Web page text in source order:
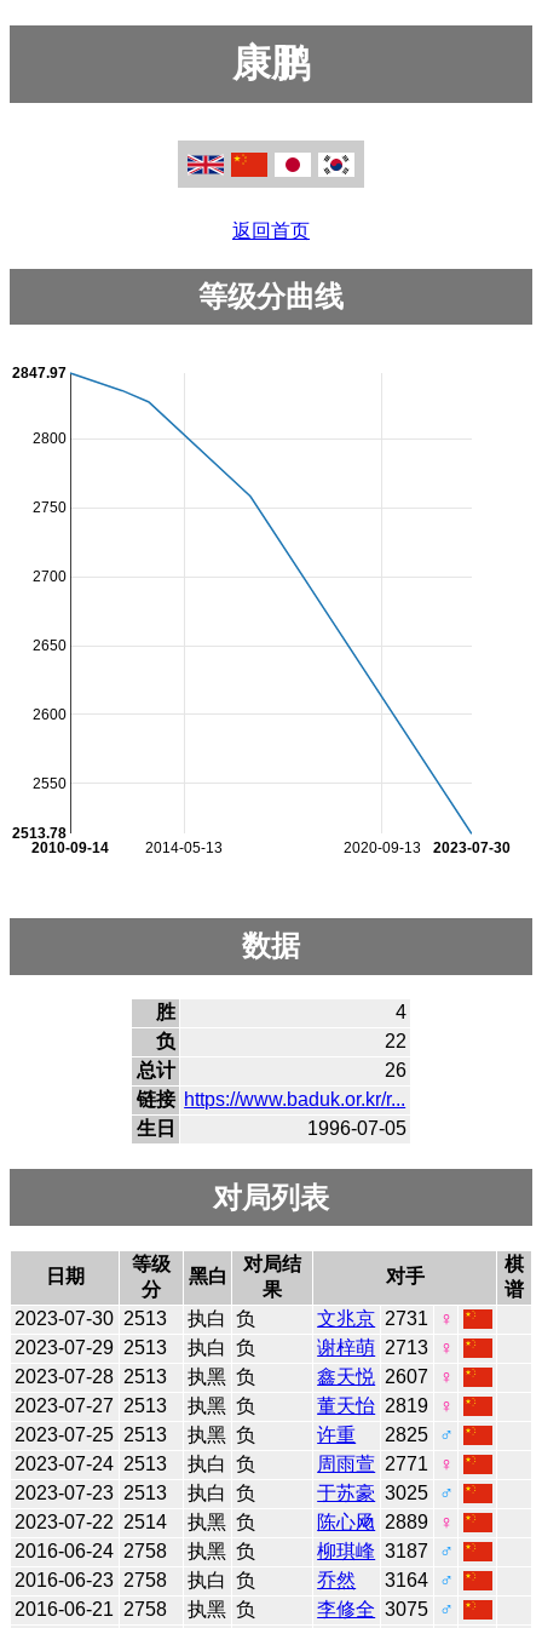
康鹏
返回首页
等级分曲线
2014-05-13 2020-09-13
2010-09-14 2023-07-30
2550
2600
2650
2700
2750
2800
2513.78
2847.97
数据
胜
4
负
22
总计
26
链接 https://www.baduk.or.kr/r...
生日
1996-07-05
对局列表
日期
等级
分
黑白
对局结
果
对手
棋
谱
2023-07-30 2513 执白 负 文兆京 2731
♀
2023-07-29 2513 执白 负 谢梓萌 2713
♀
2023-07-28 2513 执黑 负 鑫天悦 2607
♀
2023-07-27 2513 执黑 负 董天怡 2819
♀
2023-07-25 2513 执黑 负 许重 2825
♂
2023-07-24 2513 执白 负 周雨萱 2771
♀
2023-07-23 2513 执白 负 于苏豪 3025
♂
2023-07-22 2514 执黑 负 陈心飏 2889
♀
2016-06-24 2758 执黑 负 柳琪峰 3187
♂
2016-06-23 2758 执白 负 乔然 3164
♂
2016-06-21 2758 执黑 负 李修全 3075
♂